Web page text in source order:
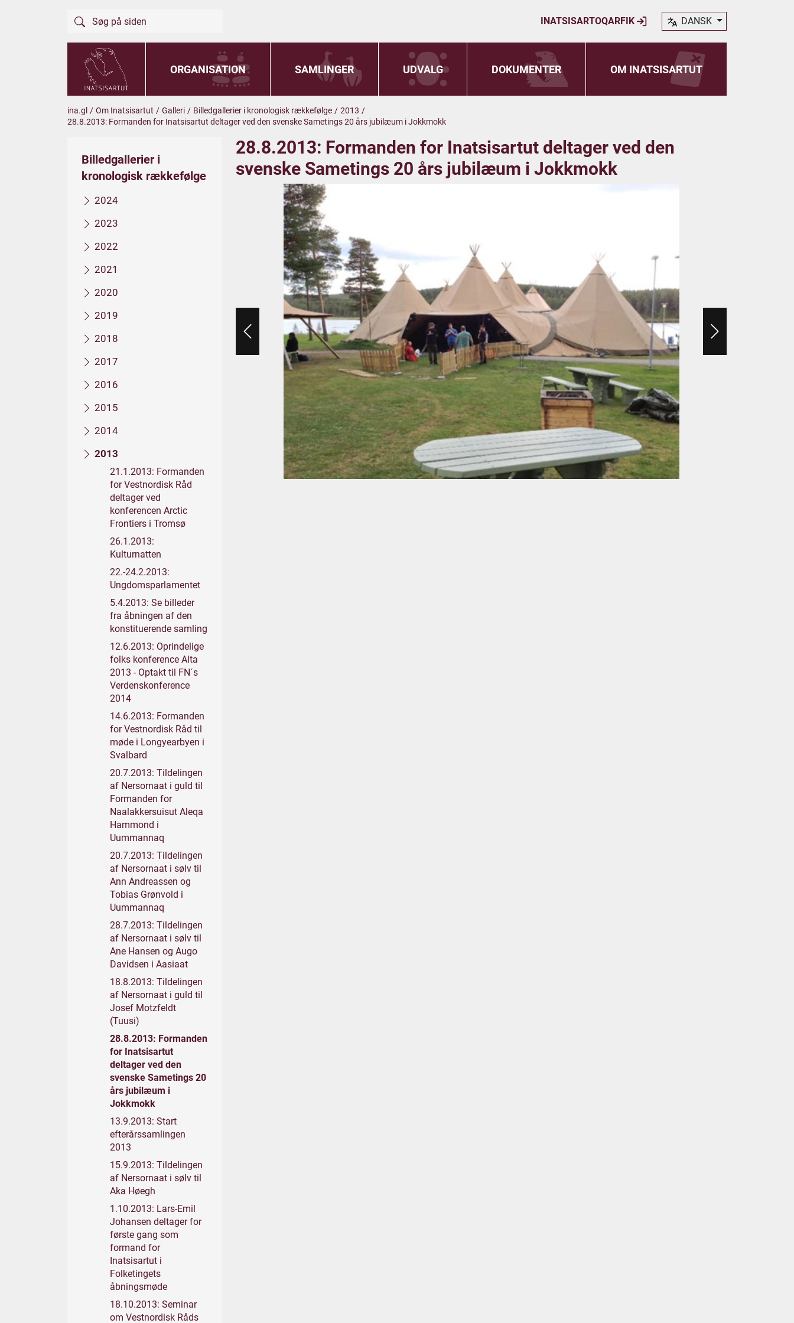
INATSISARTOQARFIK DANSK
ORGANISATION SAMLINGER UDVALG DOKUMENTER OM INATSISARTUT
ina.gl / Om Inatsisartut / Galleri / Billedgallerier i kronologisk rækkefølge / 2013 /
28.8.2013: Formanden for Inatsisartut deltager ved den svenske Sametings 20 års jubilæum i Jokkmokk
Billedgallerier i
kronologisk rækkefølge
2024
2023
2022
2021
2020
2019
2018
2017
2016
2015
2014
2013
21.1.2013: Formanden
for Vestnordisk Råd
deltager ved
konferencen Arctic
Frontiers i Tromsø
26.1.2013:
Kulturnatten
22.-24.2.2013:
Ungdomsparlamentet
5.4.2013: Se billeder
fra åbningen af den
konstituerende samling
12.6.2013: Oprindelige
folks konference Alta
2013 - Optakt til FN´s
Verdenskonference
2014
14.6.2013: Formanden
for Vestnordisk Råd til
møde i Longyearbyen i
Svalbard
20.7.2013: Tildelingen
af Nersornaat i guld til
Formanden for
Naalakkersuisut Aleqa
Hammond i
Uummannaq
20.7.2013: Tildelingen
af Nersornaat i sølv til
Ann Andreassen og
Tobias Grønvold i
Uummannaq
28.7.2013: Tildelingen
af Nersornaat i sølv til
Ane Hansen og Augo
Davidsen i Aasiaat
18.8.2013: Tildelingen
af Nersornaat i guld til
Josef Motzfeldt
(Tuusi)
28.8.2013: Formanden
for Inatsisartut
deltager ved den
svenske Sametings 20
års jubilæum i
Jokkmokk
13.9.2013: Start
efterårssamlingen
2013
15.9.2013: Tildelingen
af Nersornaat i sølv til
Aka Høegh
1.10.2013: Lars-Emil
Johansen deltager for
første gang som
formand for
Inatsisartut i
Folketingets
åbningsmøde
18.10.2013: Seminar
om Vestnordisk Råds
28.8.2013: Formanden for Inatsisartut deltager ved den
svenske Sametings 20 års jubilæum i Jokkmokk